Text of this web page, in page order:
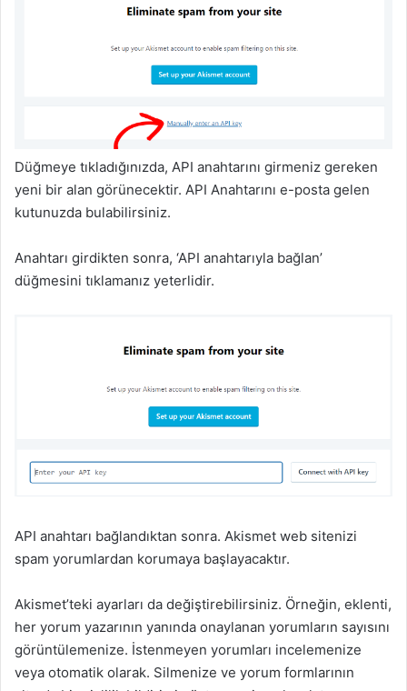
Düğmeye tıkladığınızda, API anahtarını girmeniz gereken
yeni bir alan görünecektir. API Anahtarını e-posta gelen
kutunuzda bulabilirsiniz.
Anahtarı girdikten sonra, ‘API anahtarıyla bağlan’
düğmesini tıklamanız yeterlidir.
API anahtarı bağlandıktan sonra. Akismet web sitenizi
spam yorumlardan korumaya başlayacaktır.
Akismet’teki ayarları da değiştirebilirsiniz. Örneğin, eklenti,
her yorum yazarının yanında onaylanan yorumların sayısını
görüntülemenize. İstenmeyen yorumları incelemenize
veya otomatik olarak. Silmenize ve yorum formlarının